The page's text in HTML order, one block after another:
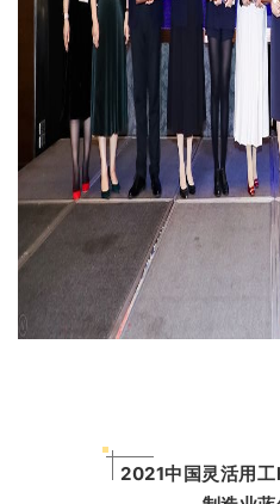
2021中国灵活用